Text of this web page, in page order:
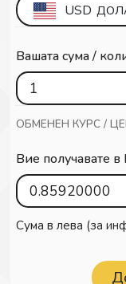
USD
Вашата сума /
ОБМЕНЕН КУРС /
Вие получавате в
Сума в лева (за